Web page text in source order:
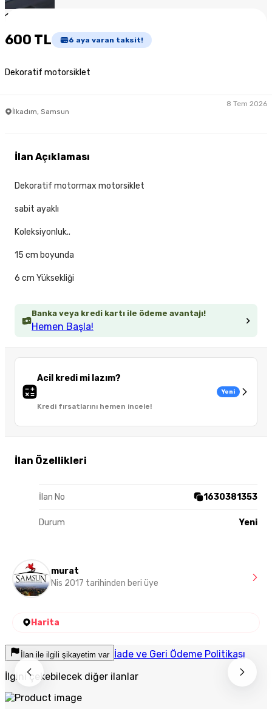
1
600 TL 6 aya varan taksit!
Dekoratif motorsiklet
İlkadım, Samsun
8 Tem 2026
Banka veya kredi kartı ile ödeme avantajı!
Hemen Başla!
Acil kredi mi lazım?
Kredi fırsatlarını hemen incele!
Yeni
İlan Özellikleri
İlan No 1630381353
Durum Yeni
İlan Açıklaması
Dekoratif motormax motorsiklet
sabit ayaklı
Koleksiyonluk..
15 cm boyunda
6 cm Yüksekliği
murat
Nis 2017 tarihinden beri üye
Harita
İlan ile ilgili şikayetim var İade ve Geri Ödeme Politikası
İlgini çekebilecek diğer ilanlar